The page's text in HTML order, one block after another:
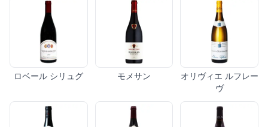
ロベール シリュグ モメサン
オリヴィエ ルフレー
ヴ